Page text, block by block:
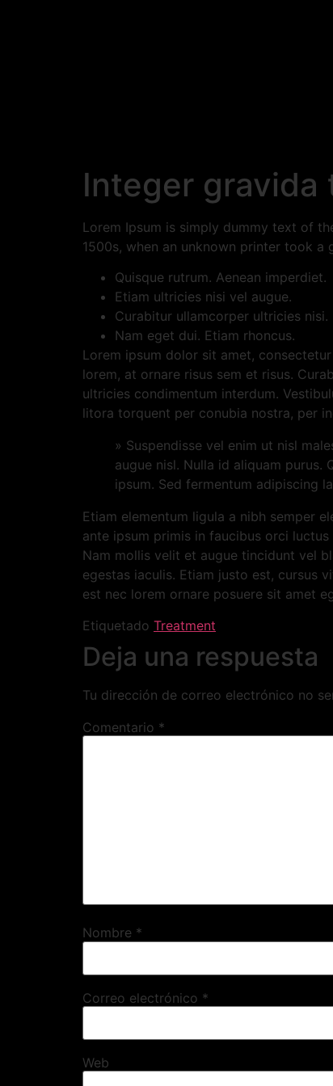
Integer gravida
Lorem Ipsum is simply dummy text of
1500s, when an unknown printer took
Quisque rutrum. Aenean imperdiet.
Etiam ultricies nisi vel augue.
Curabitur ullamcorper ultricies nisi.
Nam eget dui. Etiam rhoncus.
Lorem ipsum dolor sit amet,
lorem, at ornare risus sem et risus.
ultricies condimentum interdum.
litora torquent per conubia nostra, per
» Suspendisse vel enim ut nisl
augue nisl. Nulla id aliquam
ipsum. Sed fermentum adipiscing
Etiam elementum ligula a nibh semper
ante ipsum primis in faucibus orci
Nam mollis velit et augue tincidunt vel
egestas iaculis. Etiam justo est, cursus
est nec lorem ornare posuere sit amet
Etiquetado Treatment
Deja una respuesta
Tu dirección de correo electrónico no
Comentario *
Nombre *
Correo electrónico *
Web